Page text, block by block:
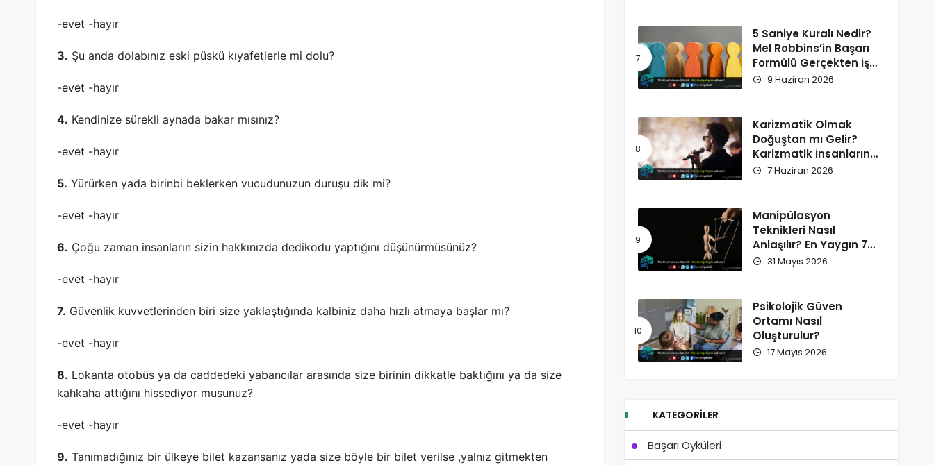
-evet -hayır
3. Şu anda dolabınız eski püskü kıyafetlerle mi dolu?
-evet -hayır
4. Kendinize sürekli aynada bakar mısınız?
-evet -hayır
5. Yürürken yada birinbi beklerken vucudunuzun duruşu dik mi?
-evet -hayır
6. Çoğu zaman insanların sizin hakkınızda dedikodu yaptığını düşünürmüsünüz?
-evet -hayır
7. Güvenlik kuvvetlerinden biri size yaklaştığında kalbiniz daha hızlı atmaya başlar mı?
-evet -hayır
8. Lokanta otobüs ya da caddedeki yabancılar arasında size birinin dikkatle baktığını ya da size
kahkaha attığını hissediyor musunuz?
-evet -hayır
9. Tanımadığınız bir ülkeye bilet kazansanız yada size böyle bir bilet verilse ,yalnız gitmekten
5 Saniye Kuralı Nedir?
Mel Robbins’in Başarı
Formülü Gerçekten İşe
Yarıyor
9 Haziran 2026
Karizmatik Olmak
Doğuştan mı Gelir?
Karizmatik İnsanların
Ortak Özellikleri
7 Haziran 2026
Manipülasyon
Teknikleri Nasıl
Anlaşılır? En Yaygın 7
İşaret
31 Mayıs 2026
Psikolojik Güven
Ortamı Nasıl
Oluşturulur?
17 Mayıs 2026
KATEGORILER
Başarı Öyküleri